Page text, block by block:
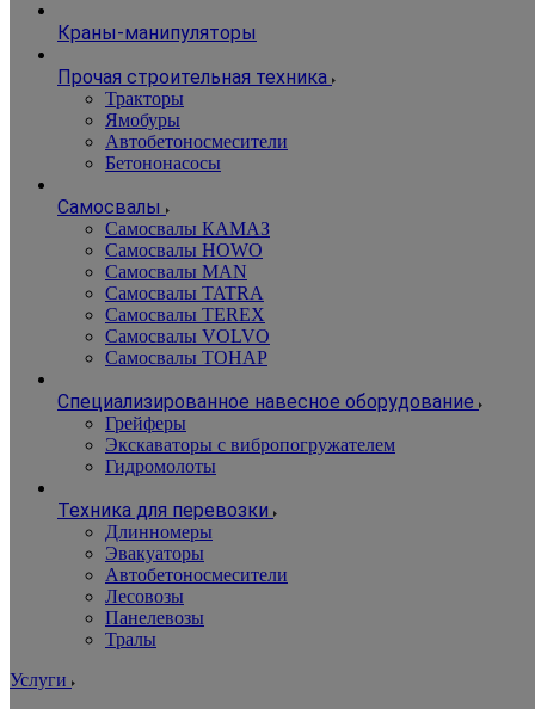
Краны-манипуляторы
Прочая строительная техника
Тракторы
Ямобуры
Автобетоносмесители
Бетононасосы
Самосвалы
Самосвалы КАМАЗ
Самосвалы HOWO
Самосвалы MAN
Самосвалы TATRA
Самосвалы TEREX
Самосвалы VOLVO
Самосвалы ТОНАР
Специализированное навесное оборудование
Грейферы
Экскаваторы с вибропогружателем
Гидромолоты
Техника для перевозки
Длинномеры
Эвакуаторы
Автобетоносмесители
Лесовозы
Панелевозы
Тралы
Услуги